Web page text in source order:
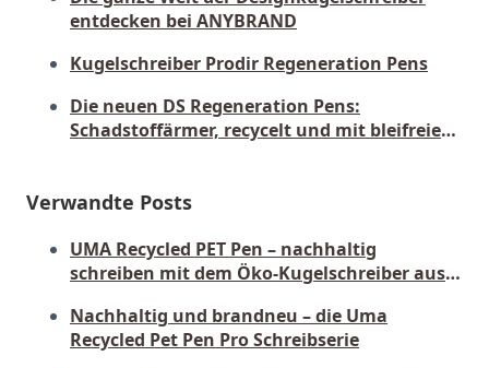
entdecken bei ANYBRAND
Kugelschreiber Prodir Regeneration Pens
Die neuen DS Regeneration Pens:
Schadstoffärmer, recycelt und mit bleifreier
Verwandte Posts
UMA Recycled PET Pen – nachhaltig
schreiben mit dem Öko-Kugelschreiber aus
Nachhaltig und brandneu – die Uma
Recycled Pet Pen Pro Schreibserie